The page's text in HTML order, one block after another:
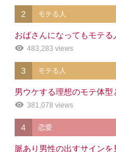
2 モテる人
おばさんになってもモテる
483,283 views
3 モテる人
男ウケする理想のモテ体型
381,078 views
4 恋愛
脈あり男性の出すサイン